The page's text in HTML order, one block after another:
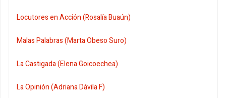
Locutores en Acción (Rosalía Buaún)
Malas Palabras (Marta Obeso Suro)
La Castigada (Elena Goicoechea)
La Opinión (Adriana Dávila F)